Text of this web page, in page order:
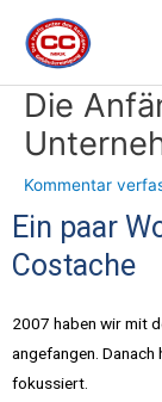
Inhalt
springen
Die
Kommentar
Ein paar
Costache
2007 haben wir mit
angefangen.
fokussiert.
Beitragsnavigation